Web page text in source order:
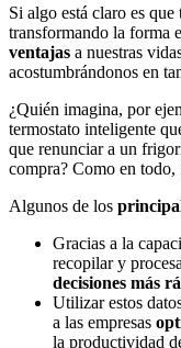
Si algo está claro es
transformando la forma
ventajas a nuestras
acostumbrándonos en
¿Quién imagina, por
termostato inteligente
que renunciar a un
compra? Como en todo,
Algunos de los
Gracias a la
recopilar y
decisiones más
Utilizar estos
a las empresas
la productividad